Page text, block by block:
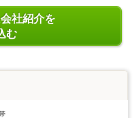
社紹介を
む